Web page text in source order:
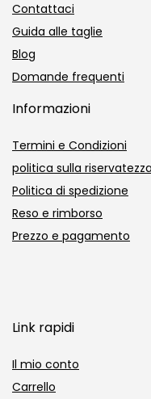
Contattaci
Guida alle taglie
Blog
Domande frequenti
Informazioni
Termini e Condizioni
politica sulla riservatezza
Politica di spedizione
Reso e rimborso
Prezzo e pagamento
Link rapidi
Il mio conto
Carrello